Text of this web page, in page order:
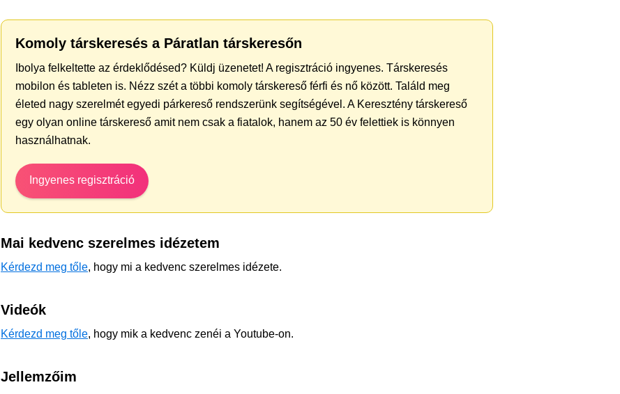
Komoly társkeresés a Páratlan társkeresőn
Ibolya felkeltette az érdeklődésed? Küldj üzenetet! A regisztráció ingyenes. Társkeresés
mobilon és tableten is. Nézz szét a többi komoly társkereső férfi és nő között. Találd meg
életed nagy szerelmét egyedi párkereső rendszerünk segítségével. A Keresztény társkereső
egy olyan online társkereső amit nem csak a fiatalok, hanem az 50 év felettiek is könnyen
használhatnak.
Ingyenes regisztráció
Mai kedvenc szerelmes idézetem
Kérdezd meg tőle, hogy mi a kedvenc szerelmes idézete.
Videók
Kérdezd meg tőle, hogy mik a kedvenc zenéi a Youtube-on.
Jellemzőim